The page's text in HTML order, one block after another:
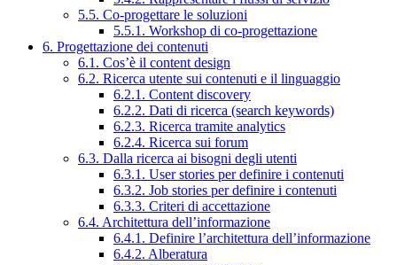
5.5. Co-progettare le soluzioni
5.5.1. Workshop di co-progettazione
6. Progettazione dei contenuti
6.1. Cos’è il content design
6.2. Ricerca utente sui contenuti e il linguaggio
6.2.1. Content discovery
6.2.2. Dati di ricerca (search keywords)
6.2.3. Ricerca tramite analytics
6.2.4. Ricerca sui forum
6.3. Dalla ricerca ai bisogni degli utenti
6.3.1. User stories per definire i contenuti
6.3.2. Job stories per definire i contenuti
6.3.3. Criteri di accettazione
6.4. Architettura dell’informazione
6.4.1. Definire l’architettura dell’informazione
6.4.2. Alberatura